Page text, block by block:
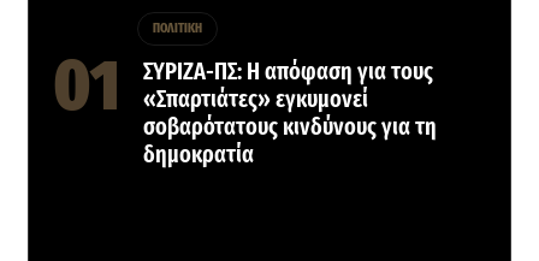
ΠΟΛΙΤΙΚΗ
ΣΥΡΙΖΑ-ΠΣ: Η απόφαση για τους
«Σπαρτιάτες» εγκυμονεί
σοβαρότατους κινδύνους για τη
δημοκρατία